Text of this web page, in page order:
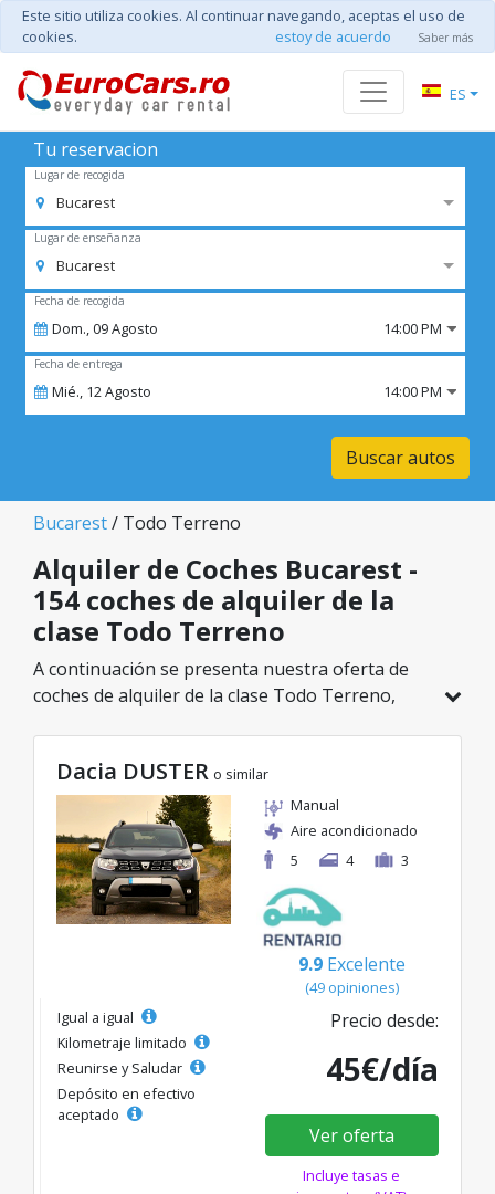
Este sitio utiliza cookies. Al continuar navegando, aceptas el uso de
cookies.
estoy de acuerdo Saber más
ES
Tu reservacion
Lugar de recogida
Bucarest
Lugar de enseñanza
Bucarest
Fecha de recogida
Dom.,09Agosto 14:00 PM
Fecha de entrega
Mié., 12Agosto 14:00 PM
Buscar autos
Bucarest/ Todo Terreno
Alquiler de Coches Bucarest -
154 coches de alquiler de la
clase Todo Terreno
A continuación se presenta nuestra oferta de
coches de alquiler de la clase Todo Terreno,
modelo ideal de la categoría seleccionada, con
tarifas excelentes desde solo 29€/día.
Dacia DUSTER o similar
Manual
Aire acondicionado
5
4 3
9.9 Excelente
(49 opiniones)
Igual a igual
Kilometraje limitado
Reunirse y Saludar
Depósito en efectivo
aceptado
Precio desde:
45€/día
Ver oferta
Incluye tasas e